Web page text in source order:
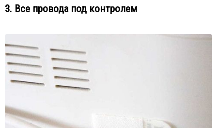
3. Все провода под контролем